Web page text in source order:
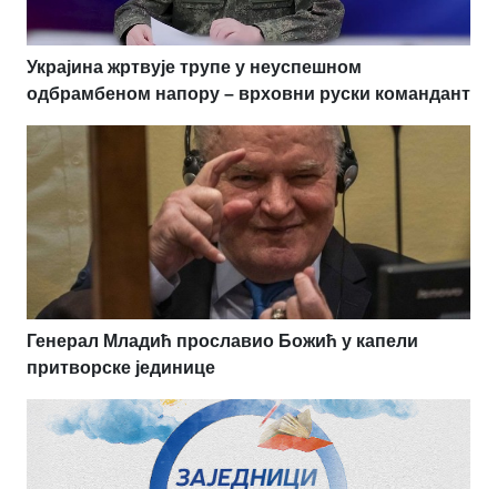
Украјина жртвује трупе у неуспешном
одбрамбеном напору – врховни руски командант
Генерал Младић прославио Божић у капели
притворске јединице